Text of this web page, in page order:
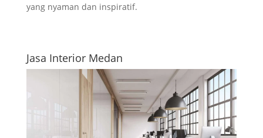
yang nyaman dan inspiratif.
Jasa Interior Medan